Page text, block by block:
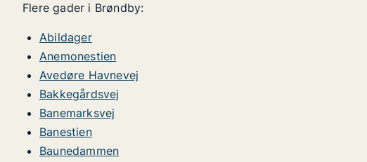
Flere gader i Brøndby:
Abildager
Anemonestien
Avedøre Havnevej
Bakkegårdsvej
Banemarksvej
Banestien
Baunedammen